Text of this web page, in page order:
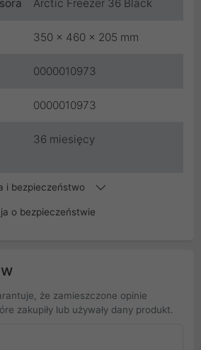
Arctic Freezer 36 Black
350 x 460 x 205 mm
0000010973
0000010973
36 miesięcy
i bezpieczeństwo
o bezpieczeństwie
że zamieszczone opinie
zakupiły lub używały dany produkt.